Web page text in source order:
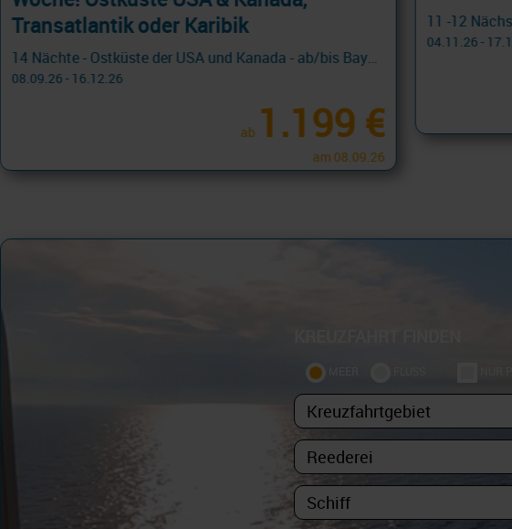
11 -12 Nächste ab Venedig! Tolle Route , toller Preis!
am 07.12.26
19.11.26 -